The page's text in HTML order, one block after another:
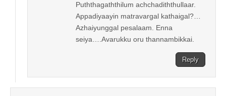
Puththagaththilum achchadiththullaar.
Appadiyaayin matravargal kathaigal?…
Azhaiyunggal pesalaam. Enna
seiya….Avarukku oru thannambikkai.
Reply